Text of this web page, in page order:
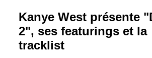
Kanye West présente
2", ses featurings et la
tracklist